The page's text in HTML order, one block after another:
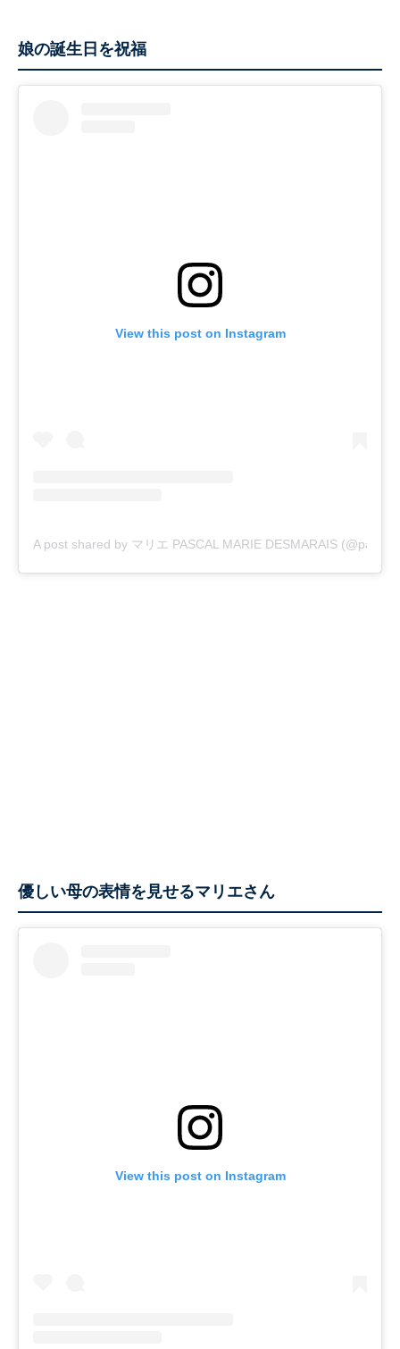
娘の誕生日を祝福
View this post on Instagram
A post shared by マリエ PASCAL MARIE DESMARAIS
優しい母の表情を見せるマリエさん
View this post on Instagram